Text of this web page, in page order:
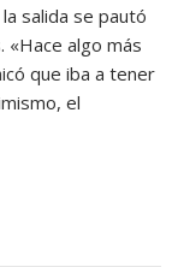
salida se pautó
«Hace algo más
que iba a tener
el